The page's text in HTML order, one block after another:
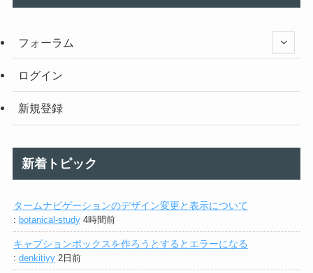
フォーラム
ログイン
新規登録
新着トピック
タームナビゲーションのデザイン変更と表示について
: botanical-study 4時間前
キャプションボックスを作ろうとするとエラーになる
: denkitiyy 2日前